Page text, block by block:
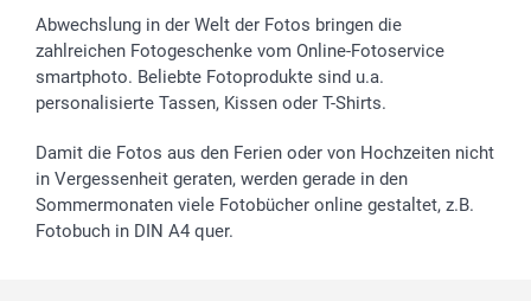
Widerrufsrecht
Zu allen Anlässen
Status der Bestellung
smartfriends
smartgarantie
smartbonus
Abwechslung in der Welt der Fotos bringen die
zahlreichen Fotogeschenke vom Online-Fotoservice
smartphoto. Beliebte Fotoprodukte sind u.a.
personalisierte Tassen, Kissen oder T-Shirts.
Damit die Fotos aus den Ferien oder von Hochzeiten nicht
in Vergessenheit geraten, werden gerade in den
Sommermonaten viele Fotobücher online gestaltet, z.B.
Fotobuch in DIN A4 quer.